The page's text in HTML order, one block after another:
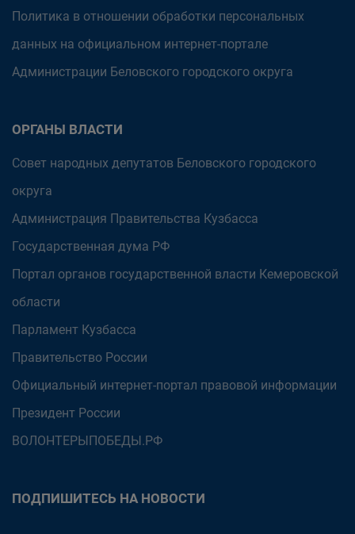
Политика в отношении обработки персональных
данных на официальном интернет-портале
Администрации Беловского городского округа
ОРГАНЫ ВЛАСТИ
Совет народных депутатов Беловского городского
округа
Администрация Правительства Кузбасса
Государственная дума РФ
Портал органов государственной власти Кемеровской
области
Парламент Кузбасса
Правительство России
Официальный интернет-портал правовой информации
Президент России
ВОЛОНТЕРЫПОБЕДЫ.РФ
ПОДПИШИТЕСЬ НА НОВОСТИ